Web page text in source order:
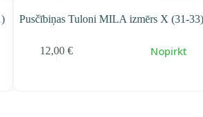
Pusčībiņas Tuloni MILA izmērs X (31-33)
12,00€ Nopirkt